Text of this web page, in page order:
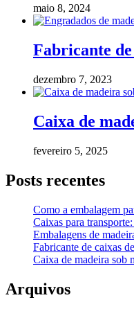
maio 8, 2024
Fabricante
dezembro 7, 2023
Caixa de
fevereiro 5, 2025
Posts recentes
Como a embalagem
Caixas para
Embalagens de
Fabricante de caixas
Caixa de madeira sob
Arquivos